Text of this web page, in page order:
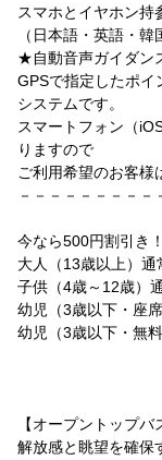
スマホとイヤホン持
（日本語・英語・韓
★自動音声ガイダン
GPSで指定したポイ
システムです。
スマートフォン（
りますので
ご利用希望のお客様
－－－－－－－－－
今なら500円割引き！
大人（13歳以上）
子供（4歳～12歳）
幼児（3歳以下・座
幼児（3歳以下・無
【オープントップバ
解放感と眺望を確保